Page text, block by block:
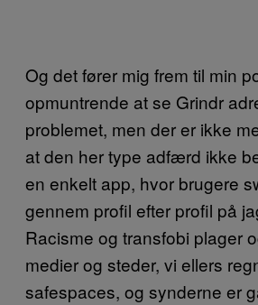
Og det fører mig frem til min
opmuntrende at se Grindr
problemet, men der er ikke
at den her type adfærd ikke
en enkelt app, hvor brugere
gennem profil efter profil på
Racisme og transfobi plager
medier og steder, vi ellers
safespaces, og synderne er